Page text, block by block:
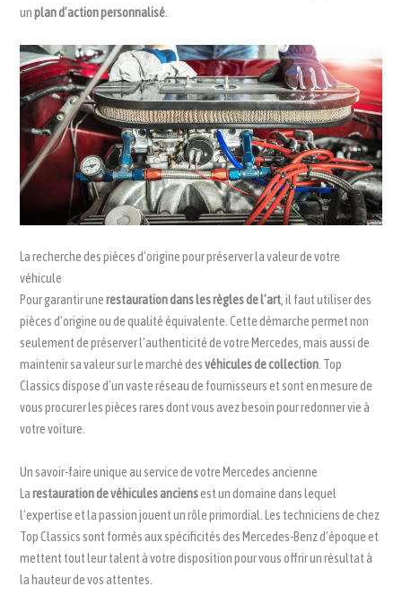
unplan d’action personnalisé
La recherche des pièces d’origine pour préserver la valeur de votre
véhicule
Pour garantir unerestauration dans les règles de l’art, il faut utiliser des
pièces d’origine ou de qualité équivalente. Cette démarche permet non
seulement de préserver l’authenticité de votre Mercedes, mais aussi de
maintenir sa valeur sur le marché desvéhicules de collection. Top
Classics dispose d’un vaste réseau de fournisseurs et sont en mesure de
vous procurer les pièces rares dont vous avez besoin pour redonner vie à
votre voiture.
Un savoir-faire unique au service de votre Mercedes ancienne
Larestauration de véhicules anciensest un domaine dans lequel
l’expertise et la passion jouent un rôle primordial. Les techniciens de chez
Top Classics sont formés aux spécificités des Mercedes-Benz d’époque et
mettent tout leur talent à votre disposition pour vous offrir un résultat à
la hauteur de vos attentes.